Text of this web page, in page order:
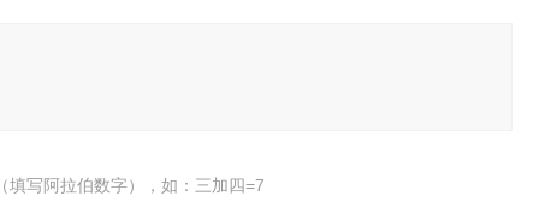
填写阿拉伯数字），如：三加四=7